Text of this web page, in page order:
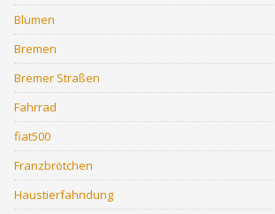
Blumen
Bremen
Bremer Straßen
Fahrrad
fiat500
Franzbrötchen
Haustierfahndung